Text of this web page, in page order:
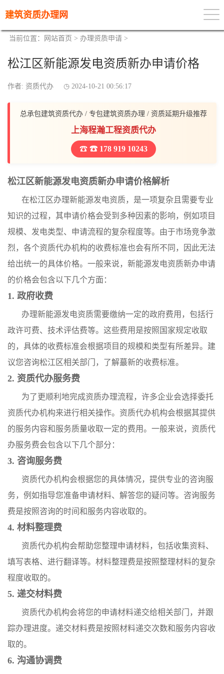
建筑资质办理网
当前位置： 网站首页 > 办理资质申请 >
松江区新能源发电资质新办申请价格
作者: 资质代办 2024-10-21 00:56:17
总承包建筑资质代办 / 专包建筑资质办理 / 资质延期升级推荐
上海程瀚工程资质代办
☎ 178 919 10243
松江区新能源发电资质新办申请价格解析
在松江区办理新能源发电资质，是一项复杂且需要专业
知识的过程，其申请价格会受到多种因素的影响，例如项目
规模、发电类型、申请流程的复杂程度等。由于市场竞争激
烈，各个资质代办机构的收费标准也会有所不同，因此无法
给出统一的具体价格。一般来说，新能源发电资质新办申请
的价格会包含以下几个方面：
1. 政府收费
办理新能源发电资质需要缴纳一定的政府费用，包括行
政许可费、技术评估费等。这些费用是按照国家规定收取
的，具体的收费标准会根据项目的规模和类型有所差异。建
议您咨询松江区相关部门，了解蕞新的收费标准。
2. 资质代办服务费
为了更顺利地完成资质办理流程，许多企业会选择委托
资质代办机构来进行相关操作。资质代办机构会根据其提供
的服务内容和服务质量收取一定的费用。一般来说，资质代
办服务费会包含以下几个部分：
3. 咨询服务费
资质代办机构会根据您的具体情况，提供专业的咨询服
务，例如指导您准备申请材料、解答您的疑问等。咨询服务
费是按照咨询的时间和服务内容收取的。
4. 材料整理费
资质代办机构会帮助您整理申请材料，包括收集资料、
填写表格、进行翻译等。材料整理费是按照整理材料的复杂
程度收取的。
5. 递交材料费
资质代办机构会将您的申请材料递交给相关部门，并跟
踪办理进度。递交材料费是按照材料递交次数和服务内容收
取的。
6. 沟通协调费